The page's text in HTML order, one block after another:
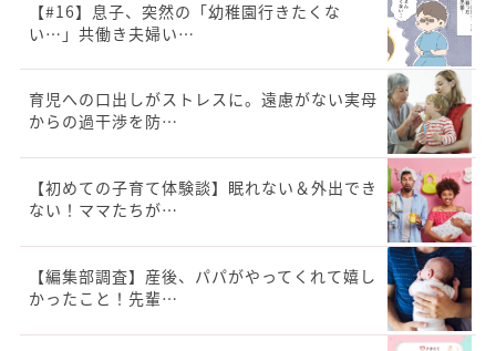
【#16】息子、突然の「幼稚園行きたくな
い…」共働き夫婦い…
育児への口出しがストレスに。遠慮がない実母
からの過干渉を防…
【初めての子育て体験談】眠れない＆外出でき
ない！ママたちが…
【編集部調査】産後、パパがやってくれて嬉し
かったこと！先輩…